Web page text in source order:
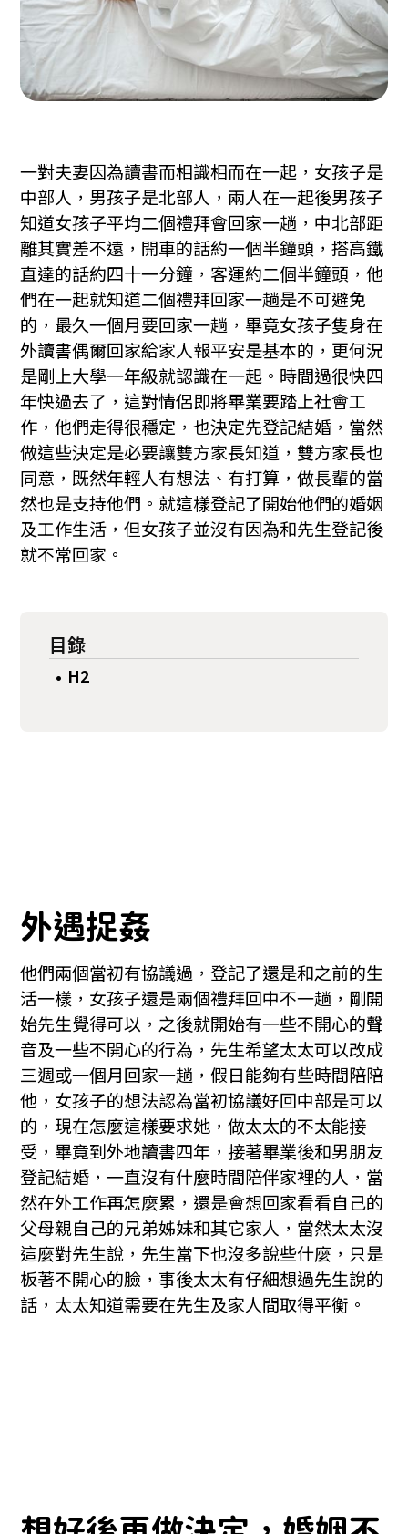
一對夫妻因為讀書而相識相而在一起，女孩子是
中部人，男孩子是北部人，兩人在一起後男孩子
知道女孩子平均二個禮拜會回家一趟，中北部距
離其實差不遠，開車的話約一個半鐘頭，搭高鐵
直達的話約四十一分鐘，客運約二個半鐘頭，他
們在一起就知道二個禮拜回家一趟是不可避免
的，最久一個月要回家一趟，畢竟女孩子隻身在
外讀書偶爾回家給家人報平安是基本的，更何況
是剛上大學一年級就認識在一起。時間過很快四
年快過去了，這對情侶即將畢業要踏上社會工
作，他們走得很穩定，也決定先登記結婚，當然
做這些決定是必要讓雙方家長知道，雙方家長也
同意，既然年輕人有想法、有打算，做長輩的當
然也是支持他們。就這樣登記了開始他們的婚姻
及工作生活，但女孩子並沒有因為和先生登記後
就不常回家。
目錄
• H2
外遇捉姦
他們兩個當初有協議過，登記了還是和之前的生
活一樣，女孩子還是兩個禮拜回中不一趟，剛開
始先生覺得可以，之後就開始有一些不開心的聲
音及一些不開心的行為，先生希望太太可以改成
三週或一個月回家一趟，假日能夠有些時間陪陪
他，女孩子的想法認為當初協議好回中部是可以
的，現在怎麼這樣要求她，做太太的不太能接
受，畢竟到外地讀書四年，接著畢業後和男朋友
登記結婚，一直沒有什麼時間陪伴家裡的人，當
然在外工作再怎麼累，還是會想回家看看自己的
父母親自己的兄弟姊妹和其它家人，當然太太沒
這麼對先生說，先生當下也沒多說些什麼，只是
板著不開心的臉，事後太太有仔細想過先生說的
話，太太知道需要在先生及家人間取得平衡。